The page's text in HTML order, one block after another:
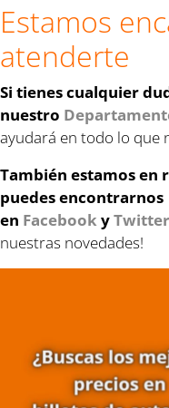
Estamos
atenderte
Si tienes cualquier
nuestro
ayudará en todo lo que
También estamos en
puedes encontrarnos
en Facebook yTwitter
nuestras novedades!